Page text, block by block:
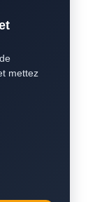
mettez